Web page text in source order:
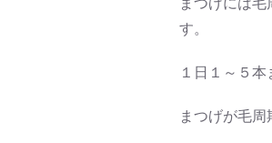
まつげには
す。
１日１～５本
まつげが毛